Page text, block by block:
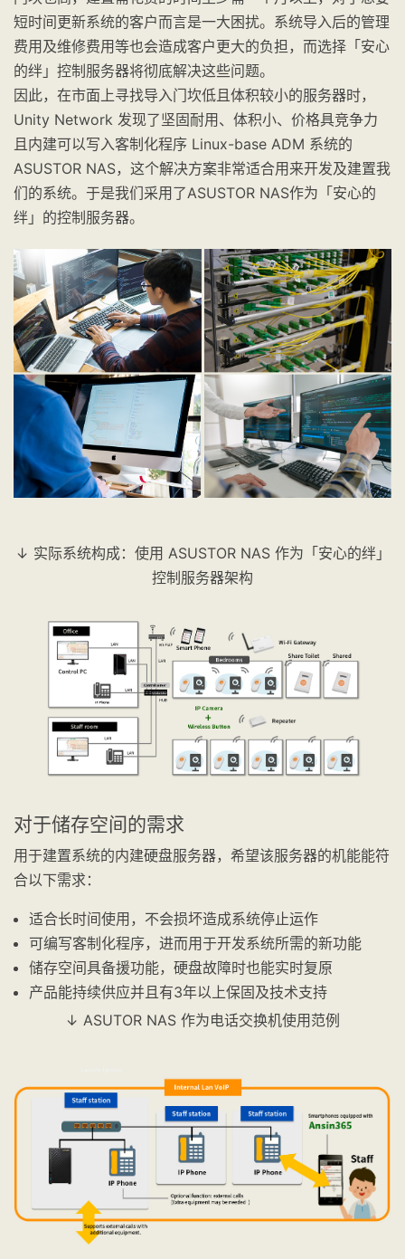
短时间更新系统的客户而言是一大困扰。系统导入后的管理
费用及维修费用等也会造成客户更大的负担，而选择「安心
的绊」控制服务器将彻底解决这些问题。
因此，在市面上寻找导入门坎低且体积较小的服务器时，
Unity Network 发现了坚固耐用、体积小、价格具竞争力
且内建可以写入客制化程序 Linux-base ADM 系统的
ASUSTOR NAS，这个解决方案非常适合用来开发及建置我
们的系统。于是我们采用了ASUSTOR NAS作为「安心的
绊」的控制服务器。
↓ 实际系统构成：使用 ASUSTOR NAS 作为「安心的绊」
控制服务器架构
对于储存空间的需求
用于建置系统的内建硬盘服务器，希望该服务器的机能能符
合以下需求：
适合长时间使用，不会损坏造成系统停止运作
可编写客制化程序，进而用于开发系统所需的新功能
储存空间具备援功能，硬盘故障时也能实时复原
产品能持续供应并且有3年以上保固及技术支持
↓ ASUTOR NAS 作为电话交换机使用范例